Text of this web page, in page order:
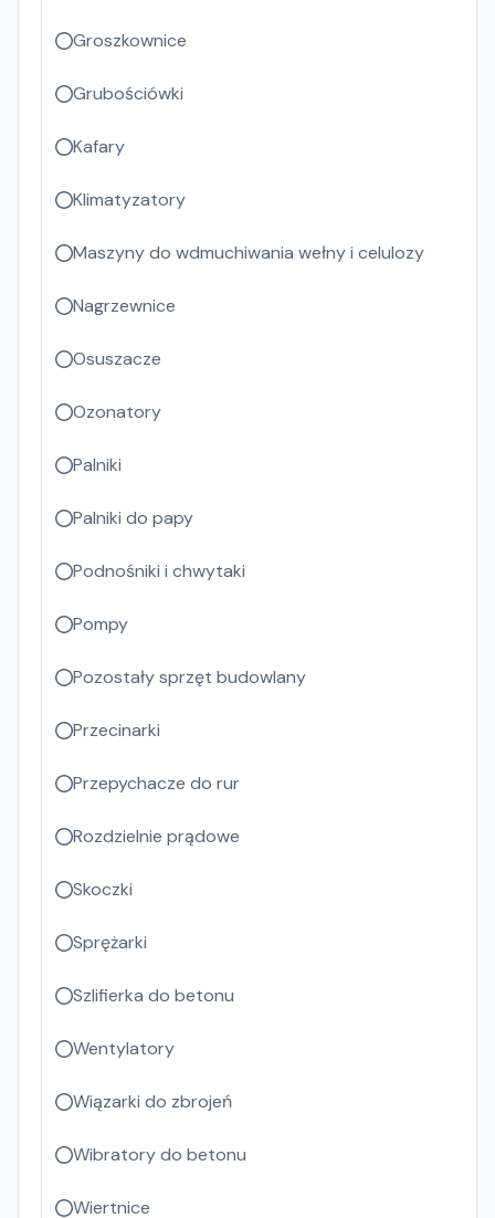
Groszkownice
Grubościówki
Kafary
Klimatyzatory
Maszyny do wdmuchiwania wełny i celulozy
Nagrzewnice
Osuszacze
Ozonatory
Palniki
Palniki do papy
Podnośniki i chwytaki
Pompy
Pozostały sprzęt budowlany
Przecinarki
Przepychacze do rur
Rozdzielnie prądowe
Skoczki
Sprężarki
Szlifierka do betonu
Wentylatory
Wiązarki do zbrojeń
Wibratory do betonu
Wiertnice